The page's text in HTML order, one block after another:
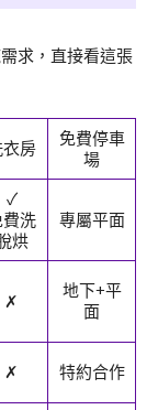
求，直接看這張
房
免費停車
場
✓
費洗
烘
專屬平面
✗
地下+平
面
✗ 特約合作